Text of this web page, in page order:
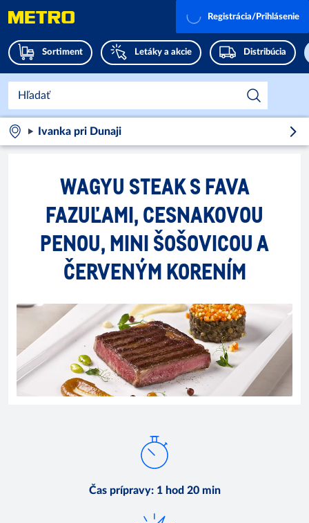
Sortiment Letáky a akcie Distribúcia
Registrácia/Prihlásenie
Ivanka pri Dunaji
WAGYU STEAK S FAVA
FAZUĽAMI, CESNAKOVOU
PENOU, MINI ŠOŠOVICOU A
ČERVENÝM KORENÍM
Čas prípravy: 1 hod 20 min